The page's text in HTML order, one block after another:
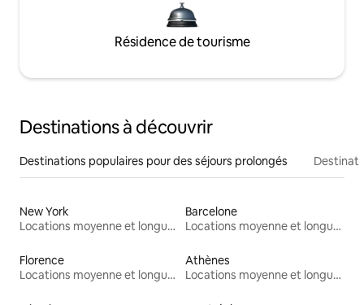
Résidence de tourisme
Destinations à découvrir
Destinations populaires pour des séjours prolongés
New York
Locations moyenne et longue durée
Barcelone
Locations moyenne et longue durée
Florence
Locations moyenne et longue durée
Athènes
Locations moyenne et longue durée